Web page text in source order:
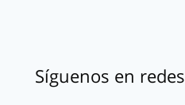
Síguenos en redes